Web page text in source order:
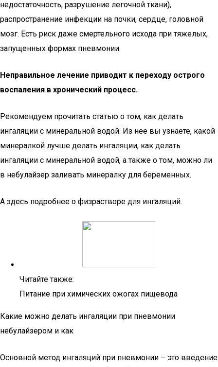
недостаточность, разрушение легочной ткани),
распространение инфекции на почки, сердце, головной
мозг. Есть риск даже смертельного исхода при тяжелых,
запущенных формах пневмонии.
Неправильное лечение приводит к переходу острого
воспаления в хронический процесс.
Рекомендуем прочитать статью о том, как делать
ингаляции с минеральной водой. Из нее вы узнаете, какой
минералкой лучше делать ингаляции, как делать
ингаляции с минеральной водой, а также о том, можно ли
в небулайзер заливать минералку для беременных.
А здесь подробнее о физрастворе для ингаляций.
Читайте также:
Питание при химических ожогах пищевода
Какие можно делать ингаляции при пневмонии
небулайзером и как
Основной метод ингаляций при пневмонии – это введение